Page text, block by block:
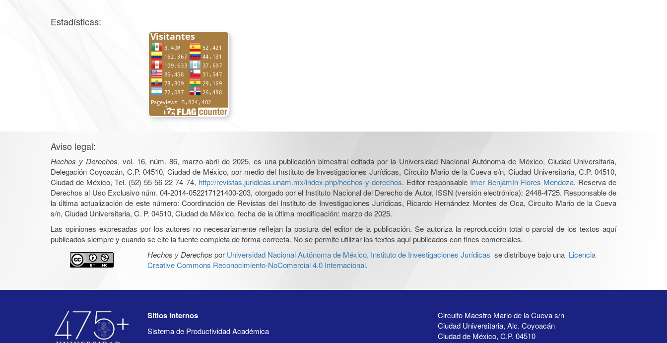
Estadísticas:
Aviso legal:
Hechos y Derechos, vol. 16, núm. 86, marzo-abril de 2025, es una publicación bimestral editada por la Universidad Nacional Autónoma de México, Ciudad Universitaria,
Delegación Coyoacán, C.P. 04510, Ciudad de México, por medio del Instituto de Investigaciones Jurídicas, Circuito Mario de la Cueva s/n, Ciudad Universitaria, C.P. 04510,
Ciudad de México, Tel. (52) 55 56 22 74 74, http://revistas.juridicas.unam.mx/index.php/hechos-y-derechos. Editor responsable Imer Benjamín Flores Mendoza. Reserva de
Derechos al Uso Exclusivo núm. 04-2014-052217121400-203, otorgado por el Instituto Nacional del Derecho de Autor, ISSN (versión electrónica): 2448-4725. Responsable de
la última actualización de este número: Coordinación de Revistas del Instituto de Investigaciones Jurídicas, Ricardo Hernández Montes de Oca, Circuito Mario de la Cueva
s/n, Ciudad Universitaria, C. P. 04510, Ciudad de México, fecha de la última modificación: marzo de 2025.
Las opiniones expresadas por los autores no necesariamente reflejan la postura del editor de la publicación. Se autoriza la reproducción total o parcial de los textos aquí
publicados siempre y cuando se cite la fuente completa de forma correcta. No se permite utilizar los textos aquí publicados con fines comerciales.
Hechos y Derechos por Universidad Nacional Autónoma de México, Instituto de Investigaciones Jurídicas se distribuye bajo una Licencia
Creative Commons Reconocimiento-NoComercial 4.0 Internacional.
Sitios internos
Sistema de Productividad Académica
Circuito Maestro Mario de la Cueva s/n
Ciudad Universitaria, Alc. Coyoacán
Ciudad de México, C.P. 04510